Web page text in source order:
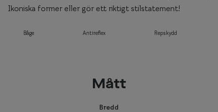
Ikoniska former eller gör ett riktigt stilstatement!
Båge Antireflex Repskydd
Mått
Bredd